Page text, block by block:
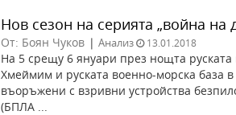
Нов сезон на серията „война на
От: Боян Чуков | Анализ 13.01.2018
На 5 срещу 6 януари през нощта
Хмеймим и руската военно-морска база в
въоръжени с взривни устройства
(БПЛА ...